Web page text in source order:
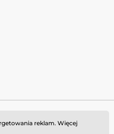
reklam. Więcej